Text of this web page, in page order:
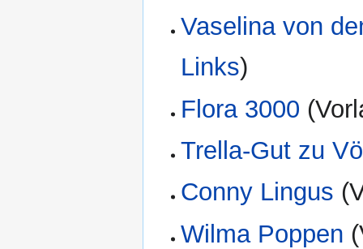
Vaselina von
Links)
Flora 3000
Trella-Gut zu
Conny Lingus
Wilma Poppen